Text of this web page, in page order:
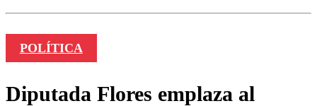
POLÍTICA
Diputada Flores emplaza al